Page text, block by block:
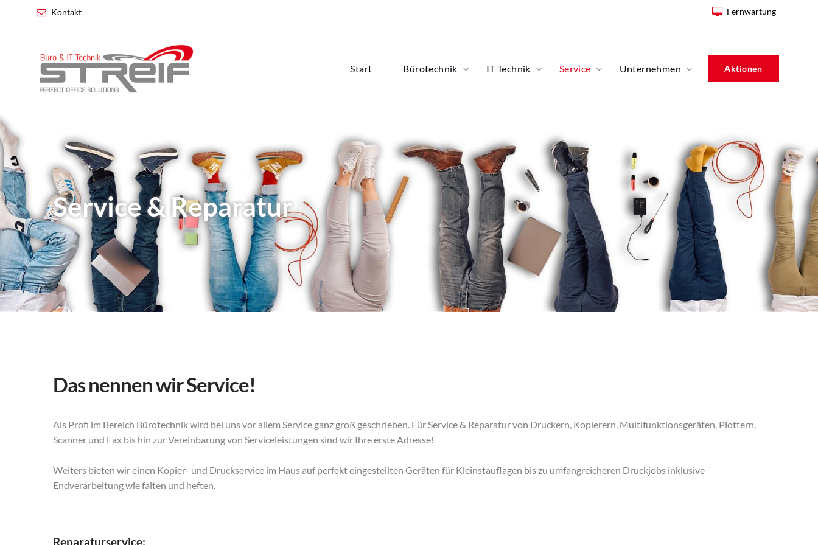
Kontakt Fernwartung
Aktionen
Start Bürotechnik IT Technik Service Unternehmen
Service & Reparatur
Das nennen wir Service!
Als Profi im Bereich Bürotechnik wird bei uns vor allem Service ganz groß geschrieben. Für Service & Reparatur von Druckern, Kopierern, Multifunktionsgeräten, Plottern,
Scanner und Fax bis hin zur Vereinbarung von Serviceleistungen sind wir Ihre erste Adresse!
Weiters bieten wir einen Kopier- und Druckservice im Haus auf perfekt eingestellten Geräten für Kleinstauflagen bis zu umfangreicheren Druckjobs inklusive
Endverarbeitung wie falten und heften.
Reparaturservice: